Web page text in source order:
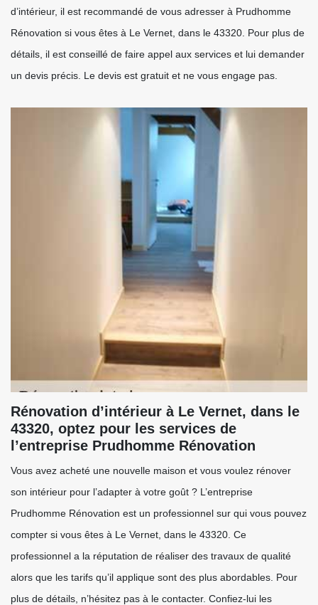
d’intérieur, il est recommandé de vous adresser à Prudhomme
Rénovation si vous êtes à Le Vernet, dans le 43320. Pour plus de
détails, il est conseillé de faire appel aux services et lui demander
un devis précis. Le devis est gratuit et ne vous engage pas.
Rénovation d’intérieur à Le Vernet, dans le
43320, optez pour les services de
l’entreprise Prudhomme Rénovation
Vous avez acheté une nouvelle maison et vous voulez rénover
son intérieur pour l’adapter à votre goût ? L’entreprise
Prudhomme Rénovation est un professionnel sur qui vous pouvez
compter si vous êtes à Le Vernet, dans le 43320. Ce
professionnel a la réputation de réaliser des travaux de qualité
alors que les tarifs qu’il applique sont des plus abordables. Pour
plus de détails, n’hésitez pas à le contacter. Confiez-lui les